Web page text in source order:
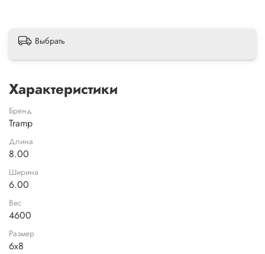
Выбрать
Характеристики
Бренд
Tramp
Длина
8.00
Ширина
6.00
Вес
4600
Размер
6х8